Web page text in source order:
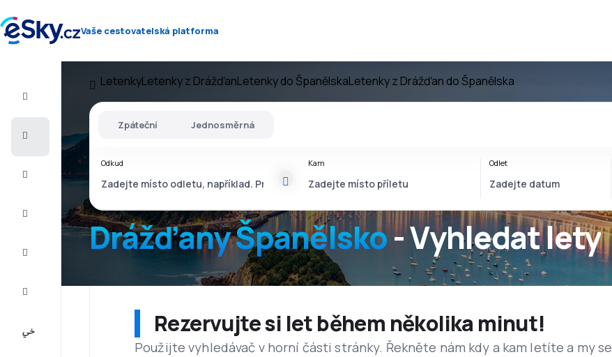
Vaše cestovatelská platforma
Letenky
Dovolená
LetenkyLetenky z DrážďanLetenky do ŠpanělskaLetenky z Drážďan do Španělska
Drážďany Španělsko- Vyhledat lety
Zpáteční Jednosměrná
Odkud Kam Odlet
Rezervujte si let během několika minut!
Použijte vyhledávač v horní části stránky. Řekněte nám kdy a kam letíte a my se